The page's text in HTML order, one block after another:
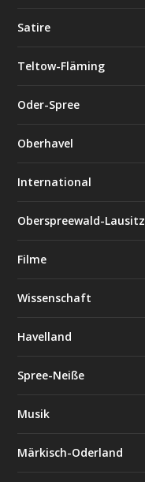
Satire
Teltow-Fläming
Oder-Spree
Oberhavel
International
Oberspreewald-Lausitz
Filme
Wissenschaft
Havelland
Spree-Neiße
Musik
Märkisch-Oderland